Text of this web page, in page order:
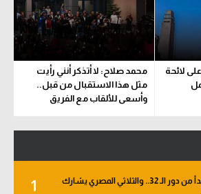
لائحة
محمد صلاح: لا أتذكر أنني رأيت
مثل هذا الاستقبال من قبل..
وأسعى للألقاب مع الفريق
1
خبر في الجول - الأهلي يبدأ من دور الـ 32.. والثلاثي المصري يشارك